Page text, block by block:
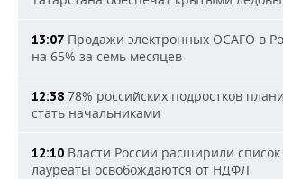
13:07 Продажи электронных ОСАГО в
на 65% за семь месяцев
12:38 78% российских подростков
стать начальниками
12:10 Власти России расширили
лауреаты освобождаются от НДФЛ